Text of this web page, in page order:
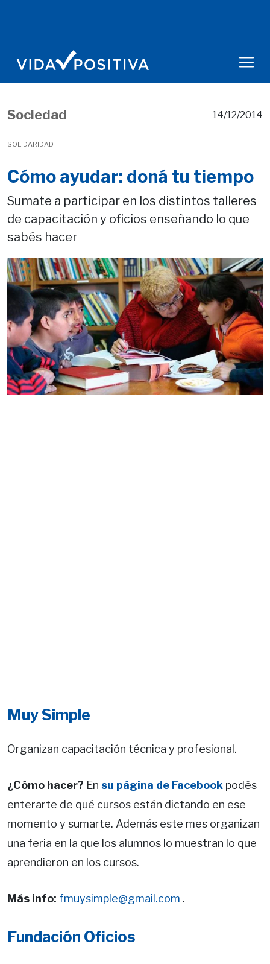
Sociedad
SOLIDARIDAD
14/12/2014
Cómo ayudar: doná tu tiempo
Sumate a participar en los distintos talleres
de capacitación y oficios enseñando lo que
sabés hacer
Muy Simple
Organizan capacitación técnica y profesional.
¿Cómo hacer? En su página de Facebook podés
enterarte de qué cursos están dictando en ese
momento y sumarte. Además este mes organizan
una feria en la que los alumnos lo muestran lo que
aprendieron en los cursos.
Más info: fmuysimple@gmail.com .
Fundación Oficios